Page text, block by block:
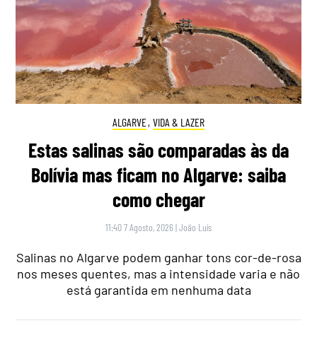
ALGARVE, VIDA & LAZER
Estas salinas são comparadas às da
Bolívia mas ficam no Algarve: saiba
como chegar
11:40 7 Agosto, 2026 |João Luís
Salinas no Algarve podem ganhar tons cor-de-rosa
nos meses quentes, mas a intensidade varia e não
está garantida em nenhuma data